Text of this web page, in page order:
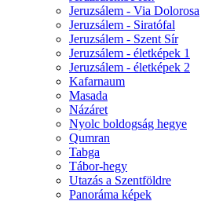
Jeruzsálem - Via Dolorosa
Jeruzsálem - Siratófal
Jeruzsálem - Szent Sír
Jeruzsálem - életképek 1
Jeruzsálem - életképek 2
Kafarnaum
Masada
Názáret
Nyolc boldogság hegye
Qumran
Tabga
Tábor-hegy
Utazás a Szentföldre
Panoráma képek